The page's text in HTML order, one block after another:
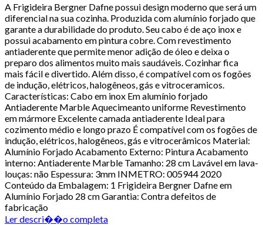
A Frigideira Bergner Dafne possui design moderno que será um
diferencial na sua cozinha. Produzida com alumínio forjado que
garante a durabilidade do produto. Seu cabo é de aço inox e
possui acabamento em pintura cobre. Com revestimento
antiaderente que permite menor adição de óleo e deixa o
preparo dos alimentos muito mais saudáveis. Cozinhar fica
mais fácil e divertido. Além disso, é compatível com os fogões
de indução, elétricos, halogêneos, gás e vitroceramicos.
Características: Cabo em inox Em alumínio forjado
Antiaderente Marble Aquecimeanto uniforme Revestimento
em mármore Excelente camada antiaderente Ideal para
cozimento médio e longo prazo É compatível com os fogões de
indução, elétricos, halogêneos, gás e vitrocerâmicos Material:
Alumínio Forjado Acabamento Externo: Pintura Acabamento
interno: Antiaderente Marble Tamanho: 28 cm Lavável em lava-
louças: não Espessura: 3mm INMETRO: 005944 2020
Conteúdo da Embalagem: 1 Frigideira Bergner Dafne em
Alumínio Forjado 28 cm Garantia: Contra defeitos de
fabricação
Ler descri��o completa